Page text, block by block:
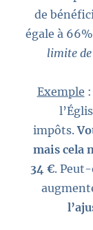
de
égale à
limite de
Exemple :
impôts.
mais cela
34 €.